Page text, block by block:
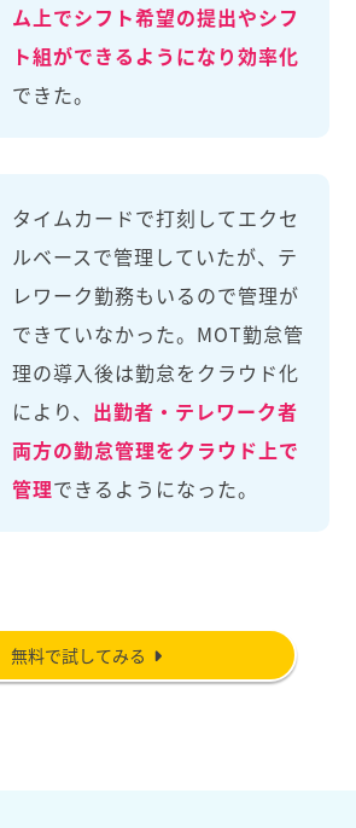
ム上でシフト希望の提出やシフ
ト組ができるようになり効率化
できた。
タイムカードで打刻してエクセ
ルベースで管理していたが、テ
レワーク勤務もいるので管理が
できていなかった。MOT勤怠管
理の導入後は勤怠をクラウド化
により、 出勤者・テレワーク者
両方の勤怠管理をクラウド上で
管理できるようになった。
無料で試してみる